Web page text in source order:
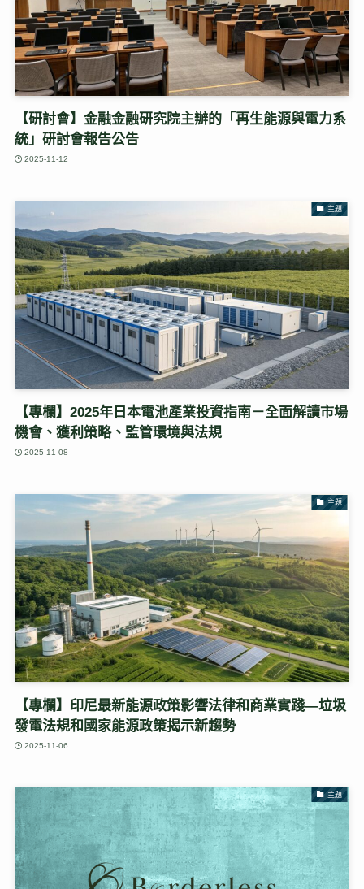
【研討會】金融金融研究院主辦的「再生能源與電力系
統」研討會報告公告
2025-11-12
主題
【專欄】2025年日本電池產業投資指南－全面解讀市場
機會、獲利策略、監管環境與法規
2025-11-08
主題
【專欄】印尼最新能源政策影響法律和商業實踐—垃圾
發電法規和國家能源政策揭示新趨勢
2025-11-06
主題